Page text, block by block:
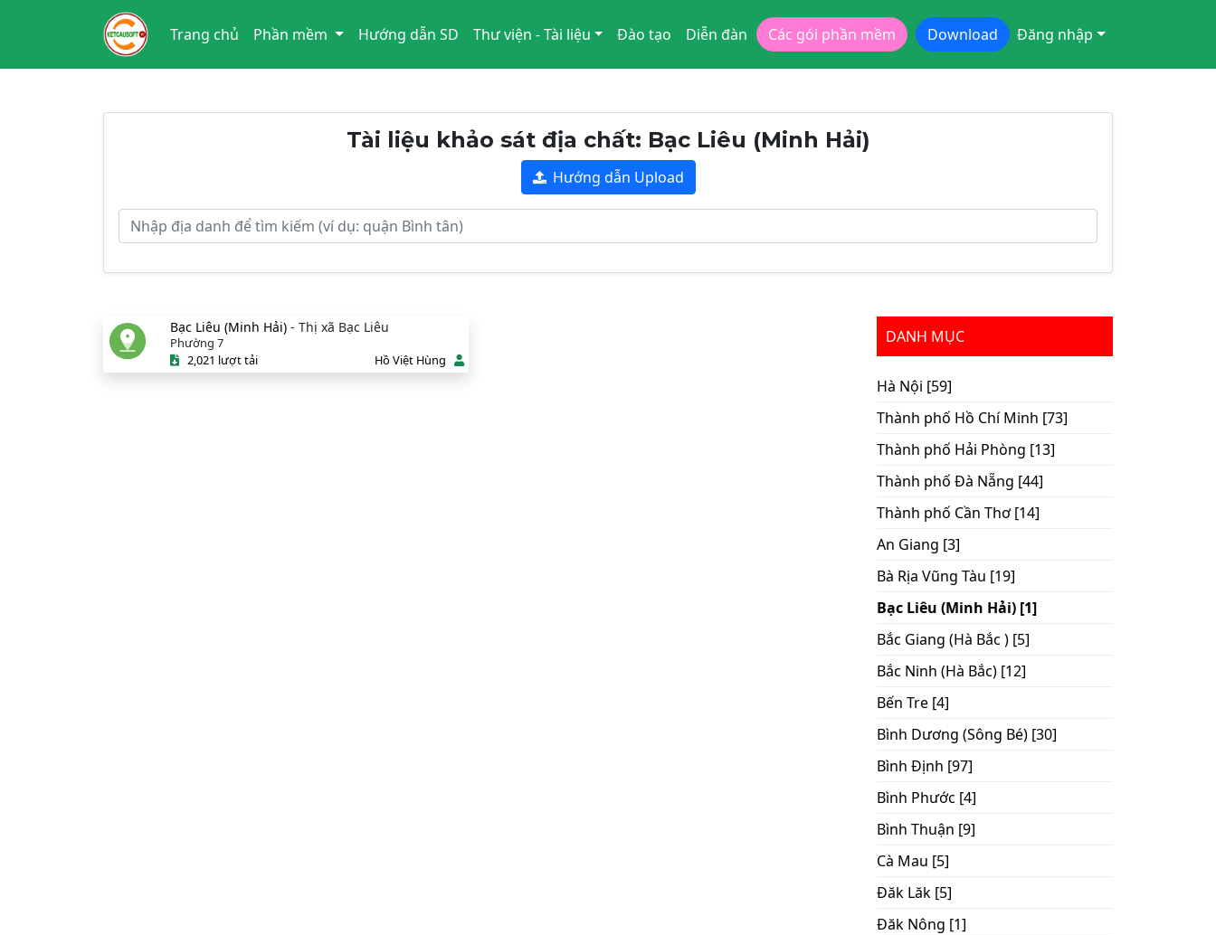
Trang chủ Phần mềm Hướng dẫn SD Thư viện - Tài liệu Đào tạo Diễn đàn Các gói phần mềm Download Đăng nhập
Tài liệu khảo sát địa chất: Bạc Liêu (Minh Hải)
Hướng dẫn Upload
Bạc Liêu (Minh Hải)- Thị xã Bạc Liêu
Phường 7
2,021 lượt tải
Hồ Việt Hùng
DANH MỤC
Hà Nội [59]
Thành phố Hồ Chí Minh [73]
Thành phố Hải Phòng [13]
Thành phố Đà Nẵng [44]
Thành phố Cần Thơ [14]
An Giang [3]
Bà Rịa Vũng Tàu [19]
Bạc Liêu (Minh Hải) [1]
Bắc Giang (Hà Bắc ) [5]
Bắc Ninh (Hà Bắc) [12]
Bến Tre [4]
Bình Dương (Sông Bé) [30]
Bình Định [97]
Bình Phước [4]
Bình Thuận [9]
Cà Mau [5]
Đăk Lăk [5]
Đăk Nông [1]